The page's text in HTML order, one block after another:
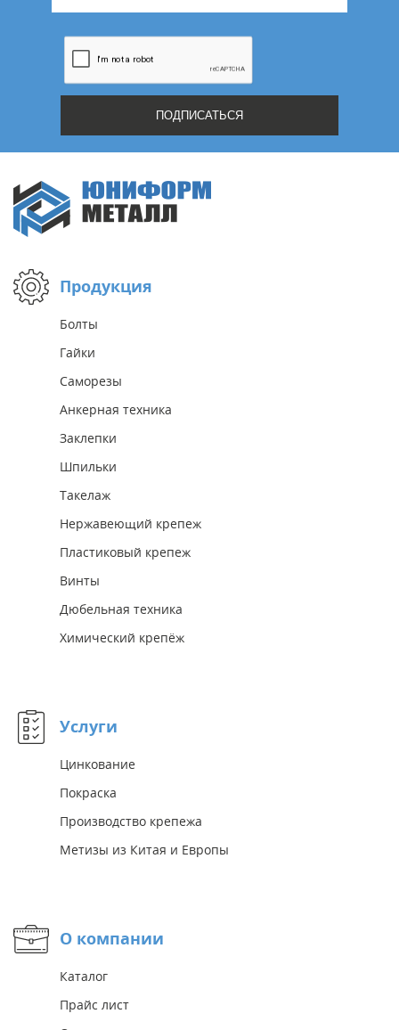
Продукция
Болты
Гайки
Саморезы
Анкерная техника
Заклепки
Шпильки
Такелаж
Нержавеющий крепеж
Пластиковый крепеж
Винты
Дюбельная техника
Химический крепёж
Услуги
Цинкование
Покраска
Производство крепежа
Метизы из Китая и Европы
О компании
Каталог
Прайс лист